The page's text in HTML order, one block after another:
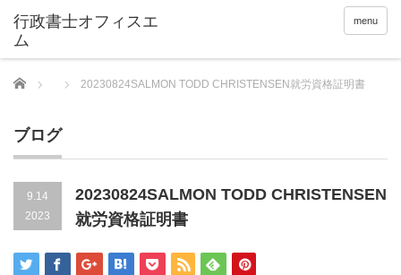
menu
Home 20230824SALMON TODD CHRISTENSEN就労資格証明書
ブログ
9.14
2023
20230824SALMON TODD CHRISTENSEN
就労資格証明書